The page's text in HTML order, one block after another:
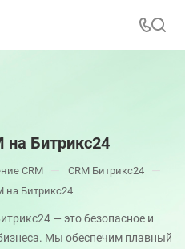
на Битрикс24
CRM — CRM Битрикс24 —
на Битрикс24
— это безопасное и
Мы обеспечим плавный